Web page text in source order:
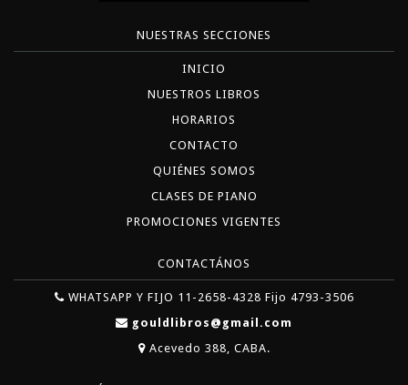
NUESTRAS SECCIONES
INICIO
NUESTROS LIBROS
HORARIOS
CONTACTO
QUIÉNES SOMOS
CLASES DE PIANO
PROMOCIONES VIGENTES
CONTACTÁNOS
WHATSAPP Y FIJO 11-2658-4328 Fijo 4793-3506
gouldlibros@gmail.com
Acevedo 388, CABA.